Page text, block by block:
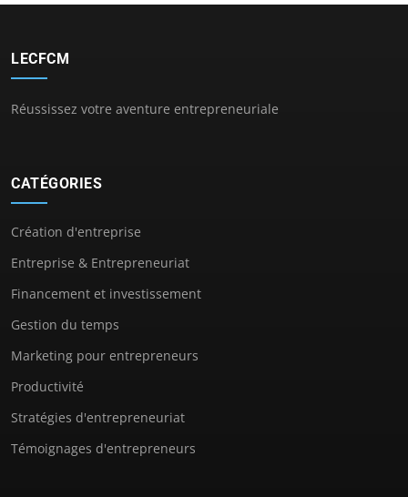
LECFCM
Réussissez votre aventure entrepreneuriale
CATÉGORIES
Création d'entreprise
Entreprise & Entrepreneuriat
Financement et investissement
Gestion du temps
Marketing pour entrepreneurs
Productivité
Stratégies d'entrepreneuriat
Témoignages d'entrepreneurs